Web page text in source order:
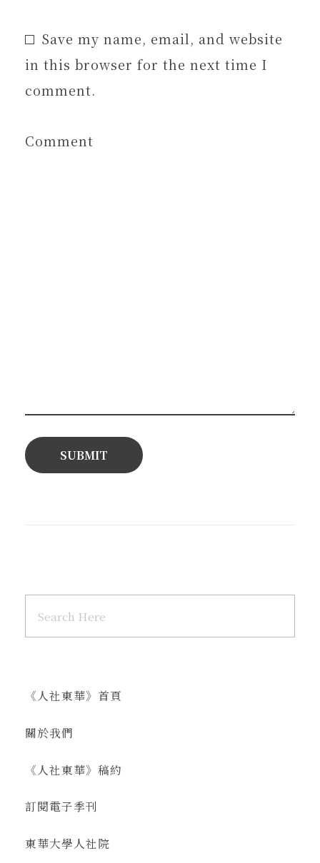
Save my name, email, and website
in this browser for the next time I
comment.
Comment
《人社東華》首頁
關於我們
《人社東華》稿約
訂閱電子季刊
東華大學人社院